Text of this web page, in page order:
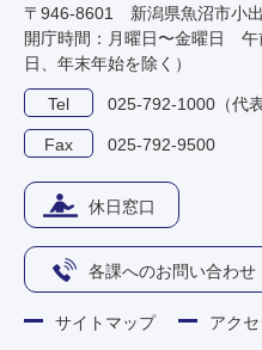
〒946-8601 新潟県魚沼市小
開庁時間：月曜日〜金曜日
日、年末年始を除く）
Tel 025-792-1000（代表
Fax 025-792-9500
休日窓口
各課へのお問い合わせ
サイトマップ アク